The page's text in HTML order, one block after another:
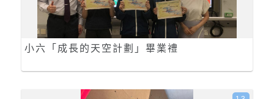
小六「成長的天空計劃」畢業禮